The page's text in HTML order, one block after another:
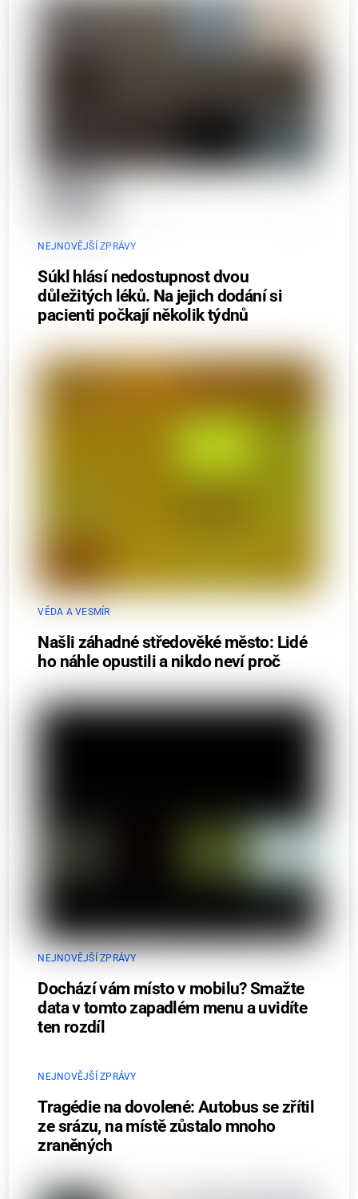
NEJNOVĚJŠÍ ZPRÁVY
Súkl hlásí nedostupnost dvou
důležitých léků. Na jejich dodání si
pacienti počkají několik týdnů
VĚDA A VESMÍR
Našli záhadné středověké město: Lidé
ho náhle opustili a nikdo neví proč
NEJNOVĚJŠÍ ZPRÁVY
Dochází vám místo v mobilu? Smažte
data v tomto zapadlém menu a uvidíte
ten rozdíl
NEJNOVĚJŠÍ ZPRÁVY
Tragédie na dovolené: Autobus se zřítil
ze srázu, na místě zůstalo mnoho
zraněných